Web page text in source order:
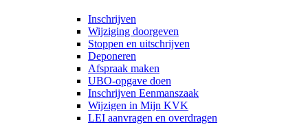
Inschrijven
Wijziging doorgeven
Stoppen en uitschrijven
Deponeren
Afspraak maken
UBO-opgave doen
Inschrijven Eenmanszaak
Wijzigen in Mijn KVK
LEI aanvragen en overdragen